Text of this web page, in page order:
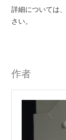
詳細については、
さい。
作者